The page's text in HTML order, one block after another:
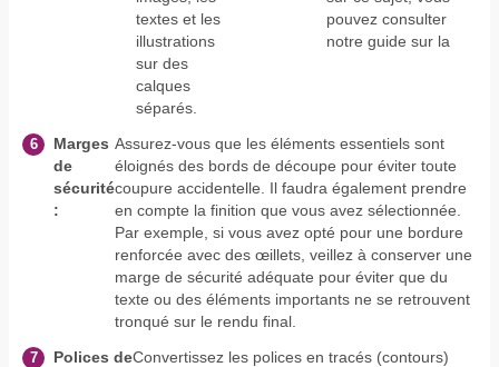
textes et les
illustrations
sur des
calques
séparés.
pouvez consulter
notre guide sur la
Marges
de
sécurité
:
Assurez-vous que les éléments essentiels sont
éloignés des bords de découpe pour éviter toute
coupure accidentelle. Il faudra également prendre
en compte la finition que vous avez sélectionnée.
Par exemple, si vous avez opté pour une bordure
renforcée avec des œillets, veillez à conserver une
marge de sécurité adéquate pour éviter que du
texte ou des éléments importants ne se retrouvent
tronqué sur le rendu final.
Polices deConvertissez les polices en tracés (contours)